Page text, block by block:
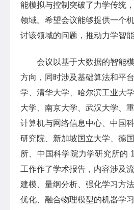
能模拟与控制突破了力学传统
领域。希望会议能够提供一个
讨该领域的问题，推动力学智
会议以基于大数据的智能模
方向，同时涉及基础算法和平
学、清华大学、哈尔滨工业大
大学、南京大学、武汉大学、
计算机与网络信息中心、中国
研究院、新加坡国立大学、德
所、中国科学院力学研究所的
工作作了学术报告，内容涉及
建模、量纲分析、强化学习方
优化、融合物理模型的机器学